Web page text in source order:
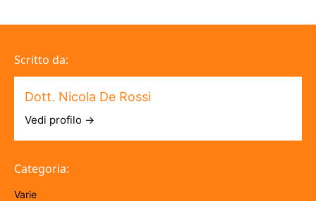
Scritto da:
Dott. Nicola De Rossi
Vedi profilo →
Categoria:
Varie